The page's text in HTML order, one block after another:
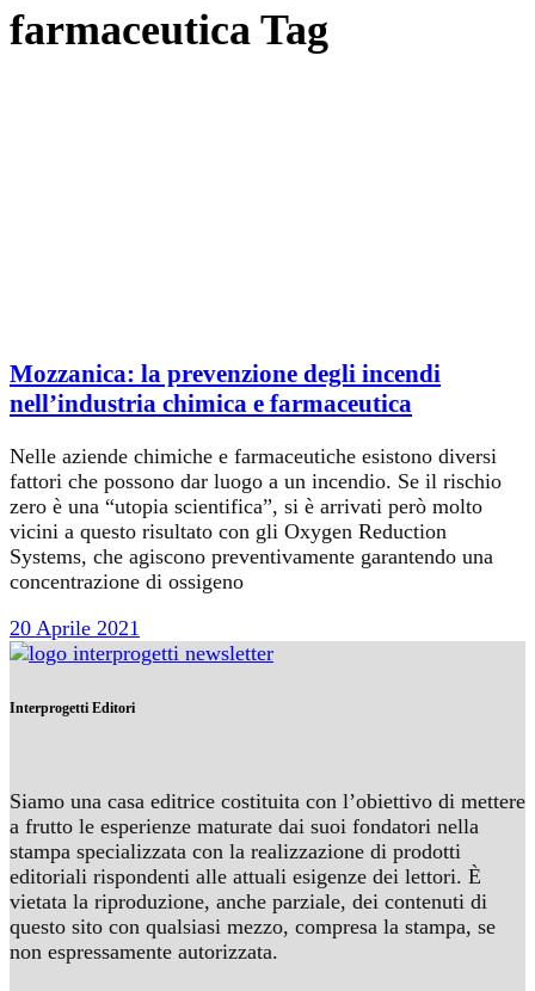
farmaceutica Tag
Mozzanica: la prevenzione degli incendi
nell’industria chimica e farmaceutica
Nelle aziende chimiche e farmaceutiche esistono diversi
fattori che possono dar luogo a un incendio. Se il rischio
zero è una “utopia scientifica”, si è arrivati però molto
vicini a questo risultato con gli Oxygen Reduction
Systems, che agiscono preventivamente garantendo una
concentrazione di ossigeno
20 Aprile 2021
Interprogetti Editori
Siamo una casa editrice costituita con l’obiettivo di mettere
a frutto le esperienze maturate dai suoi fondatori nella
stampa specializzata con la realizzazione di prodotti
editoriali rispondenti alle attuali esigenze dei lettori. È
vietata la riproduzione, anche parziale, dei contenuti di
questo sito con qualsiasi mezzo, compresa la stampa, se
non espressamente autorizzata.